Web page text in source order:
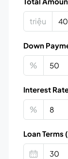
triệu
Down
%
Interest
%
Loan Terms